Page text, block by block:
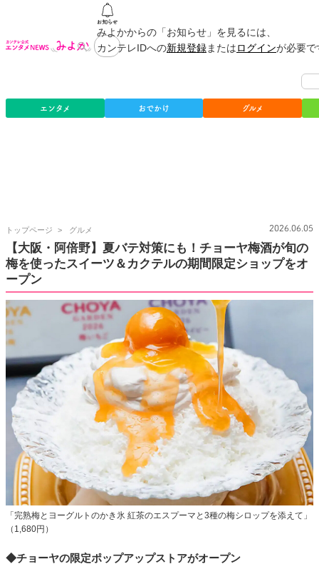
みよかからの「お知らせ」を見るには、
カンテレIDへの新規登録またはログインが必要
エンタメ おでかけ グルメ
トップページ
テ
レ
エ
ン
E
W
S
み
」
グルメ 2026.06.05
【大阪・阿倍野】夏バテ対策にも！チョーヤ梅酒が旬の
梅を使ったスイーツ＆カクテルの期間限定ショップをオ
ープン
「完熟梅とヨーグルトのかき氷 紅茶のエスプーマと3種の梅シロップを添えて」
（1,680円）
◆チョーヤの限定ポップアップストアがオープン